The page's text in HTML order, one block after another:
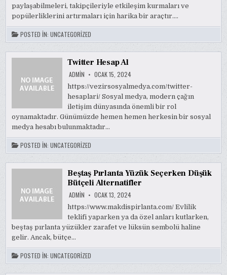
paylaşabilmeleri, takipçileriyle etkileşim kurmaları ve
popülerliklerini artırmaları için harika bir araçtır….
POSTED IN:UNCATEGORIZED
Twitter Hesap Al
ADMIN OCAK 15, 2024
https://vezirsosyalmedya.com/twitter-
hesaplari/ Sosyal medya, modern çağın
iletişim dünyasında önemli bir rol
oynamaktadır. Günümüzde hemen hemen herkesin bir sosyal
medya hesabı bulunmaktadır…
POSTED IN:UNCATEGORIZED
Beştaş Pırlanta Yüzük Seçerken Düşük
Bütçeli Alternatifler
ADMIN OCAK 13, 2024
https://www.makdispirlanta.com/ Evlilik
teklifi yaparken ya da özel anları kutlarken,
beştaş pırlanta yüzükler zarafet ve lüksün sembolü haline
gelir. Ancak, bütçe…
POSTED IN:UNCATEGORIZED